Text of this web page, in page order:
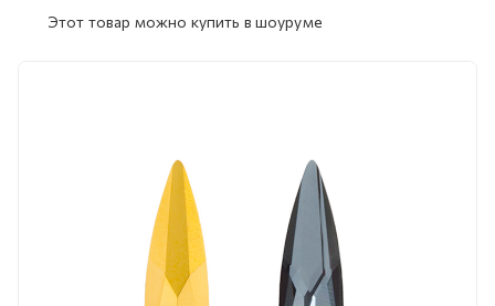
Этот товар можно купить в шоуруме